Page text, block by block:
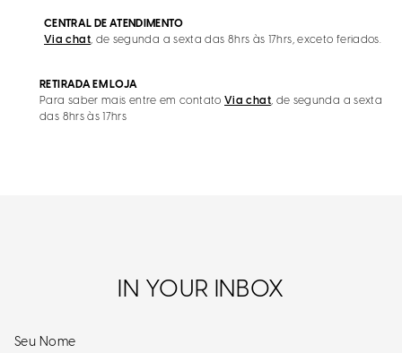
CENTRAL DE ATENDIMENTO
Via chat, de segunda a sexta das 8hrs às 17hrs, exceto feriados.
RETIRADA EM LOJA
Para saber mais entre em contato Via chat, de segunda a sexta
das 8hrs às 17hrs
IN YOUR INBOX